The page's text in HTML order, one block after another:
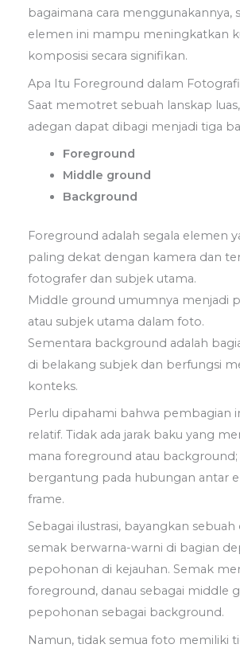
bagaimana cara menggunakannya,
elemen ini mampu meningkatkan
komposisi secara signifikan.
Apa Itu Foreground dalam
Saat memotret sebuah lanskap
adegan dapat dibagi menjadi tiga
Foreground
Middle ground
Background
Foreground adalah segala elemen
paling dekat dengan kamera dan
fotografer dan subjek utama.
Middle ground umumnya menjadi
atau subjek utama dalam foto.
Sementara background adalah
di belakang subjek dan berfungsi
konteks.
Perlu dipahami bahwa pembagian
relatif. Tidak ada jarak baku yang
mana foreground atau background;
bergantung pada hubungan antar
frame.
Sebagai ilustrasi, bayangkan
semak berwarna-warni di bagian
pepohonan di kejauhan. Semak
foreground, danau sebagai middle
pepohonan sebagai background.
Namun, tidak semua foto memiliki